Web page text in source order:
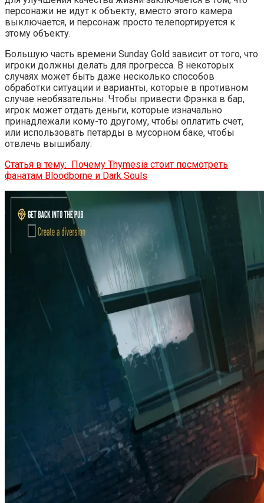
персонажи не идут к объекту, вместо этого камера
выключается, и персонаж просто телепортируется к
этому объекту.
Большую часть времени Sunday Gold зависит от того, что
игроки должны делать для прогресса. В некоторых
случаях может быть даже несколько способов
обработки ситуации и варианты, которые в противном
случае необязательны. Чтобы привести Фрэнка в бар,
игрок может отдать деньги, которые изначально
принадлежали кому-то другому, чтобы оплатить счет,
или использовать петарды в мусорном баке, чтобы
отвлечь вышибалу.
Статья в тему: Почему Thymesia стоит посмотреть
фанатам Bloodborne и Dark Souls